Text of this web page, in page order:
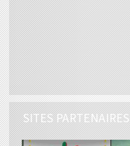
SITES PARTENAIRES